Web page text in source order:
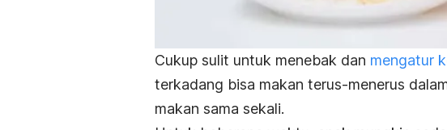
Cukup sulit untuk menebak dan mengatur
terkadang bisa makan terus-menerus
makan sama sekali.